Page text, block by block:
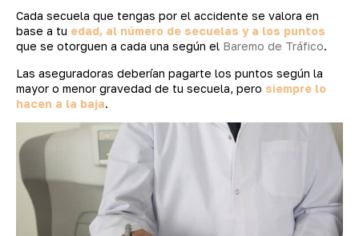
Cada secuela que tengas por el accidente se valora en
base a tu edad, al número de secuelas y a los puntos
que se otorguen a cada una según el Baremo de Tráfico.
Las aseguradoras deberían pagarte los puntos según la
mayor o menor gravedad de tu secuela, pero siempre lo
hacen a la baja.